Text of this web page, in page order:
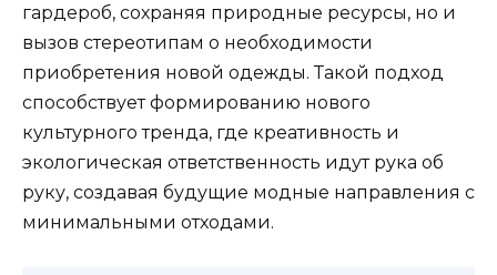
гардероб, сохраняя природные ресурсы, но и
вызов стереотипам о необходимости
приобретения новой одежды. Такой подход
способствует формированию нового
культурного тренда, где креативность и
экологическая ответственность идут рука об
руку, создавая будущие модные направления с
минимальными отходами.